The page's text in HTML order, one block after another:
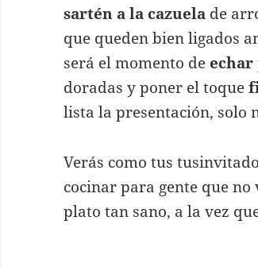
sartén a la cazuela de
que queden bien ligados
será el momento de
doradas y poner el toque
lista la presentación, solo
Verás como tus
cocinar para gente que
plato tan sano, a la vez